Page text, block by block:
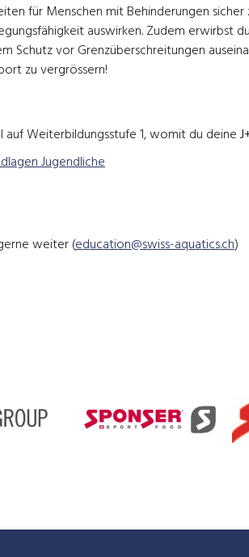
für Menschen mit Behinderungen
auswirken. Zudem erwirbst
vor Grenzüberschreitungen
zu vergrössern!
Weiterbildungsstufe 1, womit du deine
Jugendliche
weiter (education@swiss-aquatics.ch)